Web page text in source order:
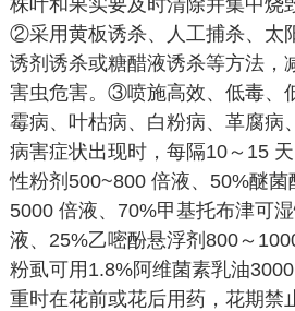
株叶和果实要及时清除并集中烧
②采用黄板诱杀、人工捕杀、太
诱剂诱杀或糖醋液诱杀等方法，
害虫危害。③喷施高效、低毒、
霉病、叶枯病、白粉病、革腐病
病害症状出现时，每隔10～15
性粉剂500~800 倍液、50%醚菌
5000 倍液、70%甲基托布津可
液、25%乙嘧酚悬浮剂800～
粉虱可用1.8%阿维菌素乳油
重时在花前或花后用药，花期禁